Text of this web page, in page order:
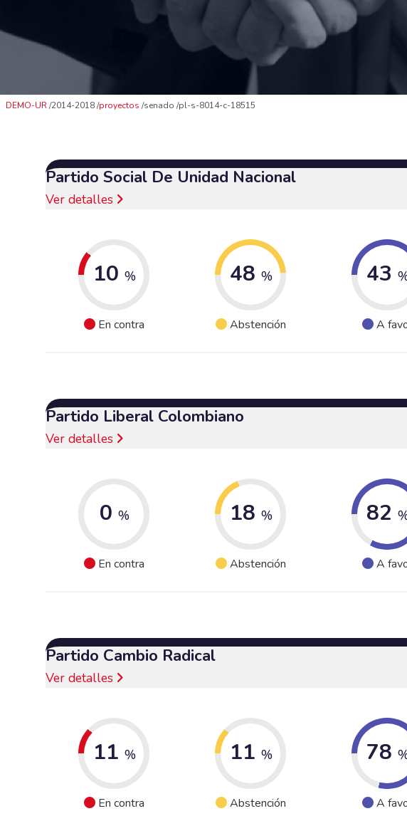
DEMO-UR 2014-2018 proyectos senado pl-s-8014-c-18515
Partido Social De Unidad Nacional
Ver detalles
10 %
En contra
48 %
Abstención
43
A
Partido Liberal Colombiano
Ver detalles
0 %
En contra
18 %
Abstención
82
A
Partido Cambio Radical
Ver detalles
11 %
En contra
11 %
Abstención
78
A